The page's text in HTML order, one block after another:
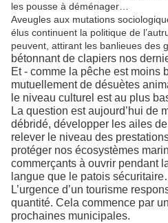
les pousse à déménager…
Aveugles aux mutations
élus continuent la politique de
peuvent, attirant les banlieues des
bétonnant de clapiers nos
Et - comme la pêche est moins
mutuellement de désuètes
le niveau culturel est au plus
La question est aujourd’hui de
débridé, développer les ailes
relever le niveau des
protéger nos écosystèmes
commerçants à ouvrir pendant
langue que le patois
L’urgence d’un tourisme
quantité. Cela commence par
prochaines municipales.